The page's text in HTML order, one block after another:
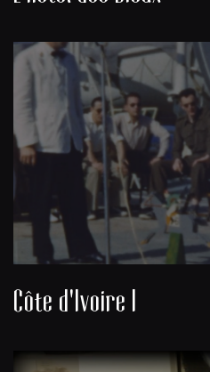
Côte d'Ivoire I